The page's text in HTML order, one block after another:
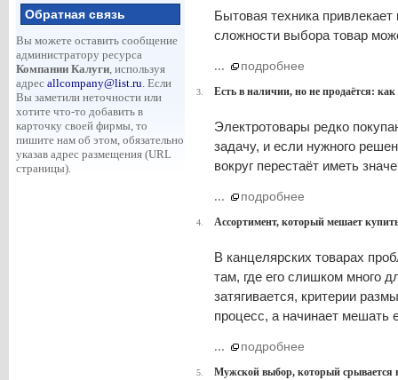
Обратная связь
Вы можете оставить сообщение
администратору ресурса
Компании Калуги, используя
адрес allcompany@list.ru. Если
Вы заметили неточности или
хотите что-то добавить в
карточку своей фирмы, то
пишите нам об этом, обязательно
указав адрес размещения (URL
страницы).
Бытовая техника
сложности выбора товар
... подробнее
3. Есть в наличии, но не продаётся:
Электротовары редко
задачу, и если нужного
вокруг перестаёт иметь
... подробнее
4. Ассортимент, который мешает
В канцелярских товарах
там, где его слишком много
затягивается, критерии
процесс, а начинает мешать
... подробнее
5. Мужской выбор, который срывается